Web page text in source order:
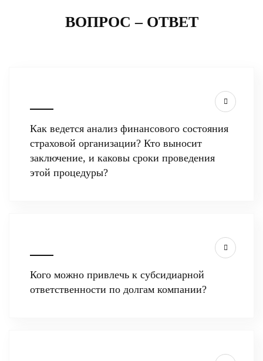
ВОПРОС – ОТВЕТ
Как ведется анализ финансового состояния
страховой организации? Кто выносит
заключение, и каковы сроки проведения
этой процедуры?
Кого можно привлечь к субсидиарной
ответственности по долгам компании?